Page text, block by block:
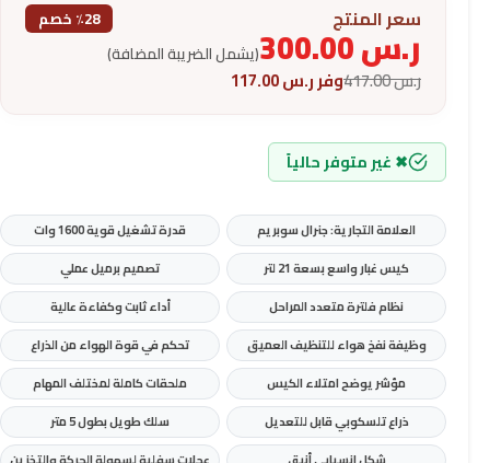
سعر المنتج ٪28 خصم
ر.س (يشمل الضريبة المضافة)
ر.س417.00 وفرر.س
✖ غير متوفر حالياً
العلامة التجارية: جنرال سوبريم
قدرة تشغيل قوية 1600 وات
كيس غبار واسع بسعة 21 لتر
تصميم برميل عملي
نظام فلترة متعدد المراحل
أداء ثابت وكفاءة عالية
وظيفة نفخ هواء للتنظيف العميق
تحكم في قوة الهواء من الذراع
مؤشر يوضح امتلاء الكيس
ملحقات كاملة لمختلف المهام
ذراع تلسكوبي قابل للتعديل
سلك طويل بطول 5 متر